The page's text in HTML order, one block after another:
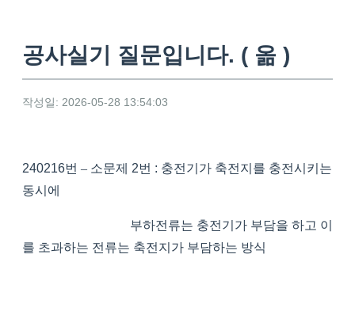
공사실기 질문입니다. ( 옮 )
작성일: 2026-05-28 13:54:03
240216번 – 소문제 2번 : 충전기가 축전지를 충전시키는
동시에
부하전류는 충전기가 부담을 하고 이
를 초과하는 전류는 축전지가 부담하는 방식